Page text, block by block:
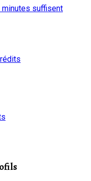
minutes suffisent